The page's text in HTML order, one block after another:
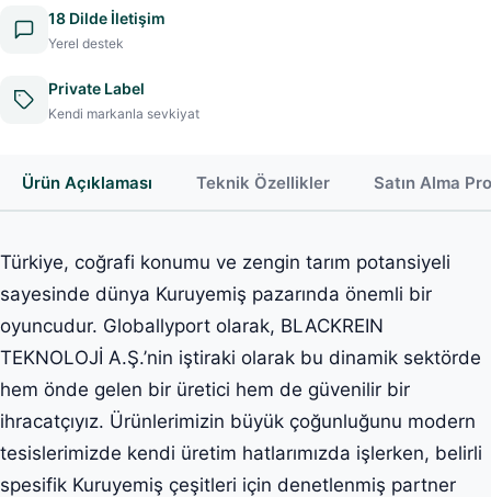
18 Dilde İletişim
Yerel destek
Private Label
Kendi markanla sevkiyat
Ürün Açıklaması Teknik Özellikler Satın Alma
Türkiye, coğrafi konumu ve zengin tarım potansiyeli
sayesinde dünya Kuruyemiş pazarında önemli bir
oyuncudur. Globallyport olarak, BLACKREIN
TEKNOLOJİ A.Ş.’nin iştiraki olarak bu dinamik sektörde
hem önde gelen bir üretici hem de güvenilir bir
ihracatçıyız. Ürünlerimizin büyük çoğunluğunu modern
tesislerimizde kendi üretim hatlarımızda işlerken, belirli
spesifik Kuruyemiş çeşitleri için denetlenmiş partner